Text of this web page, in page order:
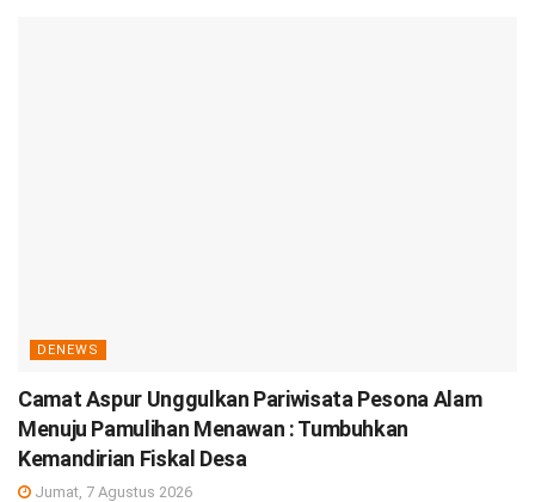
DENEWS
Camat Aspur Unggulkan Pariwisata Pesona Alam
Menuju Pamulihan Menawan : Tumbuhkan
Kemandirian Fiskal Desa
Jumat, 7 Agustus 2026